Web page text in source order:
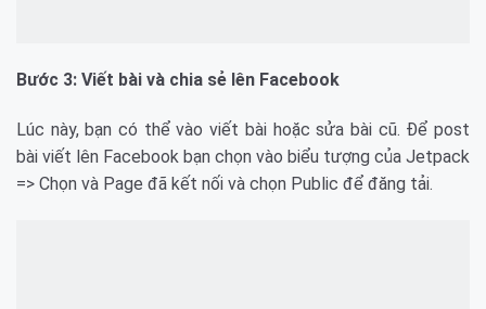
Bước 3: Viết bài và chia sẻ lên Facebook
Lúc này, bạn có thể vào viết bài hoặc sửa bài cũ. Để post
bài viết lên Facebook bạn chọn vào biểu tượng của Jetpack
=> Chọn và Page đã kết nối và chọn Public để đăng tải.